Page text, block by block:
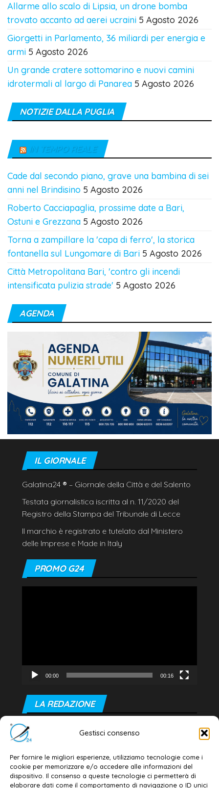
Gestisci consenso
Per fornire le migliori esperienze, utilizziamo tecnologie come i
cookie per memorizzare e/o accedere alle informazioni del
dispositivo. Il consenso a queste tecnologie ci permetterà di
elaborare dati come il comportamento di navigazione o ID unici
Allarme allo scalo di Lipsia, un drone bomba
trovato accanto ad aerei ucraini 5 Agosto 2026
Giorgetti in Parlamento, 36 miliardi per energia e
armi 5 Agosto 2026
Un grande cratere sottomarino e nuovi camini
idrotermali al largo di Panarea 5 Agosto 2026
NOTIZIE DALLA PUGLIA
IN TEMPO REALE
Cade dal secondo piano, grave una bambina di sei
anni nel Brindisino 5 Agosto 2026
Roberto Cacciapaglia, prossime date a Bari,
Ostuni e Grezzana 5 Agosto 2026
Torna a zampillare la 'capa di ferro', la storica
fontanella sul Lungomare di Bari 5 Agosto 2026
Città Metropolitana Bari, 'contro gli incendi
intensificata pulizia strade' 5 Agosto 2026
AGENDA
IL GIORNALE
Galatina24 ® – Giornale della Città e del Salento
Testata giornalistica iscritta al n. 11/2020 del
Registro della Stampa del Tribunale di Lecce
Il marchio è registrato e tutelato dal Ministero
delle Imprese e Made in Italy
PROMO G24
00:00 00:16
LA REDAZIONE
Editore e direttore responsabile:
Dott. Daniele G. Masciullo
Email: redazione@galatina24.it
Contatti –Disclaimer